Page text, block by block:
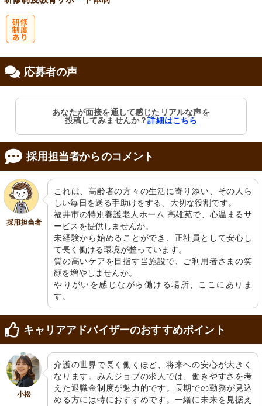
応募者の声
あなたが面接を通して感じたリアルな声を
投稿してみませんか？詳細はこちら
採用担当者からのコメント
採用担当者
これは、高齢者の方々の生活に寄り添い、その人ら
しい毎日を送る手助けをする、大切な役割です。
福井市の特別養護老人ホーム 高雄苑で、心温まるサ
ービスを提供しませんか。
未経験から始めることができ、正社員として安心し
て長く働ける環境が整っています。
質の高いケアを目指す当施設で、ご利用者さまの笑
顔を増やしませんか。
やりがいを感じながら働ける場所、ここにありま
す。
キャリアアドバイザーのおすすめポイント
小松
介護の世界で長く働くほど、将来への安心が大きく
なります。みんジョブの求人では、働きやすさを考
えた退職金制度が魅力的です。長期での勤務が見込
める方には特におすすめです。一緒に未来を見据え